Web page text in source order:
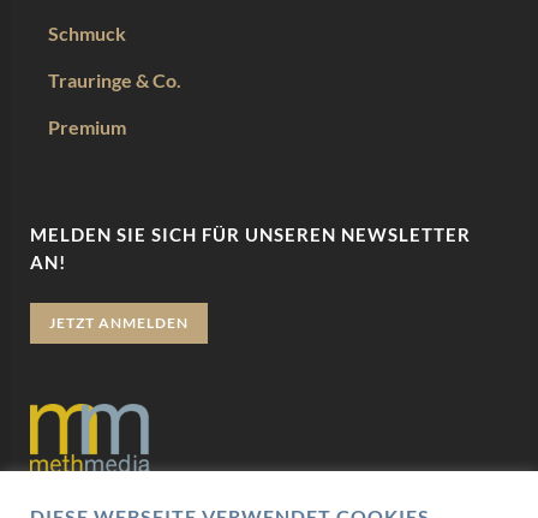
Schmuck
Trauringe & Co.
Premium
MELDEN SIE SICH FÜR UNSEREN NEWSLETTER
AN!
JETZT ANMELDEN